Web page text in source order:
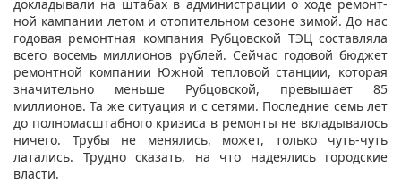
докладывали на штабах в администрации о ходе ремонт-
ной кампании летом и отопительном сезоне зимой. До нас
годовая ремонтная компания Рубцовской ТЭЦ составляла
всего восемь миллионов рублей. Сейчас годовой бюджет
ремонтной компании Южной тепловой станции, которая
значительно меньше Рубцовской, превышает 85
миллионов. Та же ситуация и с сетями. Последние семь лет
до полномасштабного кризиса в ремонты не вкладывалось
ничего. Трубы не менялись, может, только чуть-чуть
латались. Трудно сказать, на что надеялись городские
власти.